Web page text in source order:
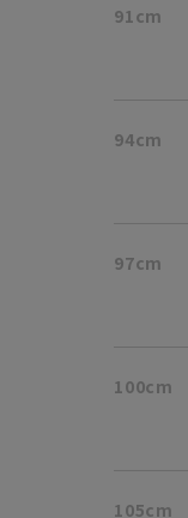
91cm
94cm
97cm
100cm
105cm